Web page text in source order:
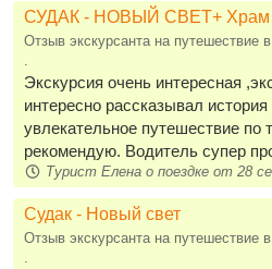
СУДАК - НОВЫЙ СВЕТ+ Храм
Отзыв экскурсанта на путешествие
.
Экскурсия очень интересная
интересно рассказывал
увлекательное путешествие по
рекомендую. Водитель супер
Турист Елена о поездке от 28
Судак - Новый свет
Отзыв экскурсанта на путешествие
.